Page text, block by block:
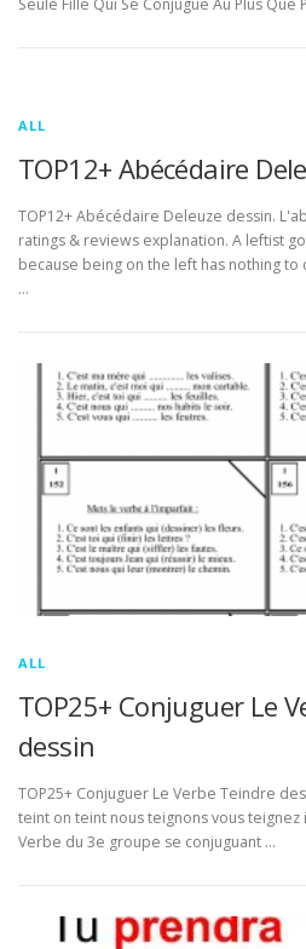
ALL
TOP12+ Abécédaire
TOP12+ Abécédaire Deleuze dessin.
ratings & reviews explanation. A leftist
because being on the left has nothing
…
ALL
TOP25+ Conjuguer Le
dessin
TOP25+ Conjuguer Le Verbe Teindre
teint on teint nous teignons vous
Verbe du 3e groupe se conjuguant …